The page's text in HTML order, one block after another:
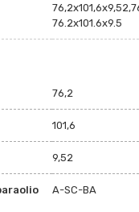
76.2x101.6x9.5
76,2
101,6
9,52
A-SC-BA